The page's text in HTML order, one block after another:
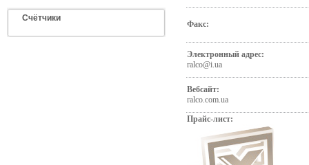
Счётчики
Факс:
Электронный адрес:
ralco@i.ua
Вебсайт:
ralco.com.ua
Прайс-лист: